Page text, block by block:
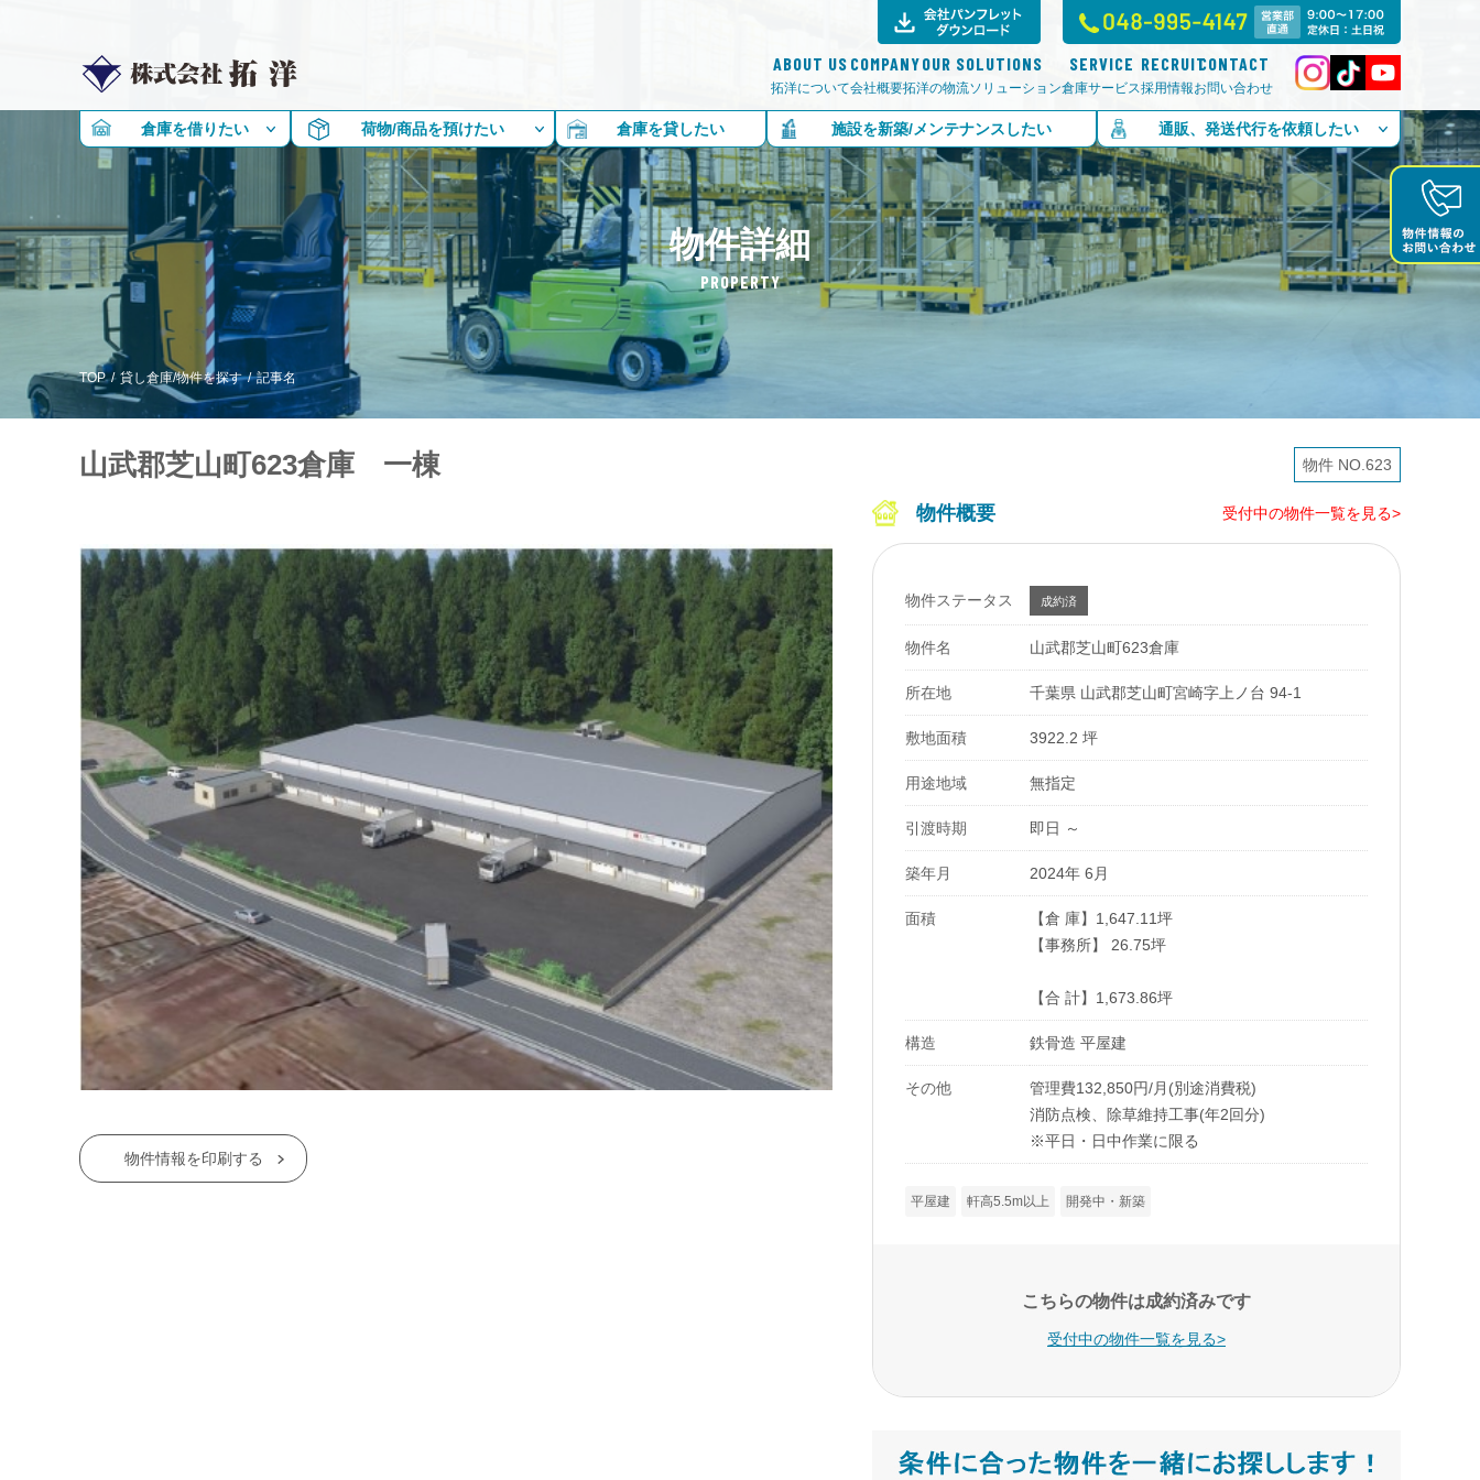
拓洋について
ABOUT US
会社概要
COMPANY
拓洋の物流ソリューション
OUR SOLUTIONS
倉庫サービス
SERVICE
採用情報
RECRUIT
お問い合わせ
CONTACT
倉庫を借りたい 荷物/商品を預けたい 倉庫を貸したい 施設を新築/メンテナンスしたい 通販、発送代行を依頼したい
物件詳細
PROPERTY
TOP / 貸し倉庫/物件を探す / 記事名
物件 NO.623
山武郡芝山町623倉庫 一棟
物件情報を印刷する
物件概要 受付中の物件一覧を見る>
物件ステータス 成約済
物件名 山武郡芝山町623倉庫
所在地 千葉県 山武郡芝山町宮崎字上ノ台 94-1
敷地面積 3922.2 坪
用途地域 無指定
引渡時期 即日 ～
築年月 2024年 6月
面積
【倉 庫】1,647.11坪
【事務所】 26.75坪
【合 計】1,673.86坪
構造 鉄骨造 平屋建
その他
管理費132,850円/月(別途消費税)
消防点検、除草維持工事(年2回分)
※平日・日中作業に限る
平屋建 軒高5.5m以上 開発中・新築
こちらの物件は成約済みです
受付中の物件一覧を見る>